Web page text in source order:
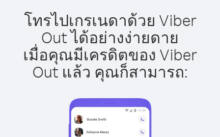
โทรไปเกรเนดาด้วย Viber
Out ได้อย่างง่ายดาย
เมื่อคุณมีเครดิตของ Viber
Out แล้ว คุณก็สามารถ: